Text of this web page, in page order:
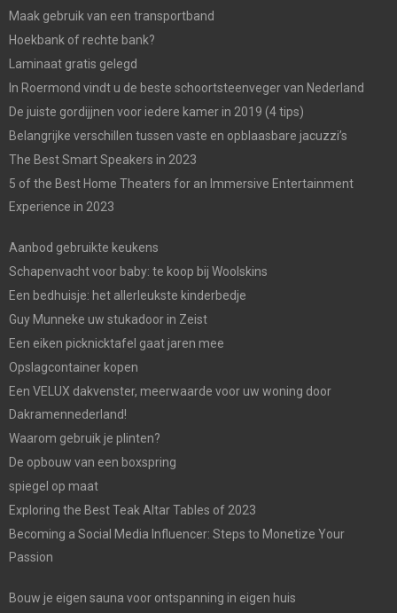
Maak gebruik van een transportband
Hoekbank of rechte bank?
Laminaat gratis gelegd
In Roermond vindt u de beste schoortsteenveger van Nederland
De juiste gordijjnen voor iedere kamer in 2019 (4 tips)
Belangrijke verschillen tussen vaste en opblaasbare jacuzzi’s
The Best Smart Speakers in 2023
5 of the Best Home Theaters for an Immersive Entertainment
Experience in 2023
Aanbod gebruikte keukens
Schapenvacht voor baby: te koop bij Woolskins
Een bedhuisje: het allerleukste kinderbedje
Guy Munneke uw stukadoor in Zeist
Een eiken picknicktafel gaat jaren mee
Opslagcontainer kopen
Een VELUX dakvenster, meerwaarde voor uw woning door
Dakramennederland!
Waarom gebruik je plinten?
De opbouw van een boxspring
spiegel op maat
Exploring the Best Teak Altar Tables of 2023
Becoming a Social Media Influencer: Steps to Monetize Your
Passion
Bouw je eigen sauna voor ontspanning in eigen huis